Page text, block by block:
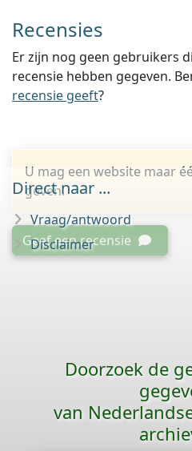
Recensies
Er zijn nog geen gebruikers
recensie hebben gegeven.
recensie geeft?
U mag een website maar
geven.
Geef een recensie
Direct naar ...
Vraag/antwoord
Disclaimer
Doorzoek de
van